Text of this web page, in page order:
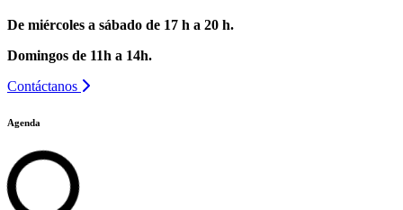
De miércoles a sábado de 17 h a 20 h.
Domingos de 11h a 14h.
Contáctanos
Agenda